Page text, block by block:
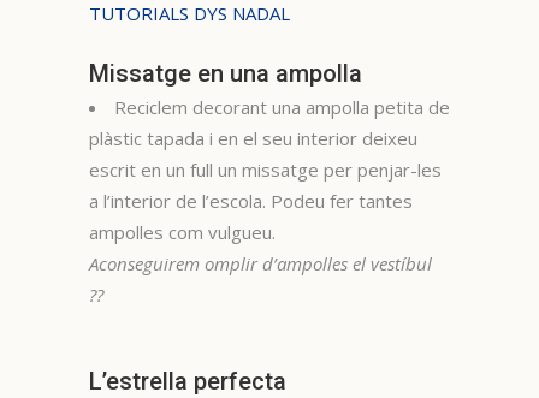
TUTORIALS DYS NADAL
Missatge en una ampolla
Reciclem decorant una ampolla petita de
plàstic tapada i en el seu interior deixeu
escrit en un full un missatge per penjar-les
a l’interior de l’escola. Podeu fer tantes
ampolles com vulgueu.
Aconseguirem omplir d’ampolles el vestíbul
??
L’estrella perfecta